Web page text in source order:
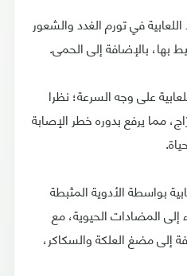
في تورم الغدد والشعور
بها، بالإضافة إلى الحمى.
على وجه السرعة؛ نظرا
مما يرفع بدوره خطر الإصابة
بواسطة الأدوية المثبطة
إلى المضادات الحيوية، مع
إلى مضغ العلكة والسكاكر،